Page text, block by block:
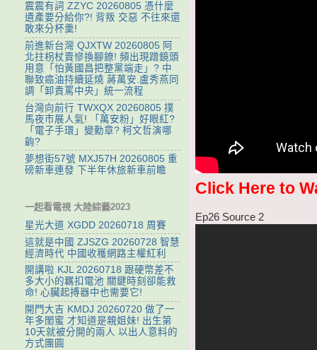
Click Here to
Ep26 Source 2
震震有詞 ZZYC 20260805 憑什麼
遺產要分給你?! 背叛 交惡 不往來還
敢來分杯羹!
前進新台灣 QJXTW 20260805 阿
北拄枴杖賣慘換腳鐐! 頻出現蹭鏡頭
用意「怕黃國昌把整黨端走」? 中
聯致癌油持續延燒 蔣萬安.盧秀燕同
調「卸責罵中央」統一流程
台灣向前行 TWXQX 20260805 撲
馬夜市展人氣! 「萬安粉」好眼紅?
「電子手環」變勳章? 柯文哲演哪
齣?
夢想街57號 MXJ57H 20260805 重
磅新車連發 下半年休旅新車前瞻
一起看電視 大陸綜藝2023
星光大道 XGDD 20260718 周賽
這就是中國 ZJSZG 20260728 智慧
經濟時代 中國收穫網路主權紅利
開講啦 KJL 20260718 跟硬幣差不
多大小的羈扣電池 關鍵時刻卻能救
命! 心臟起搏器中也需要它!
開門大吉 KMDJ 20260720 做了一
年多閨蜜 才知道是親姐妹! 出生第
10天就被分開的兩人 以出人意料的
方式團圓